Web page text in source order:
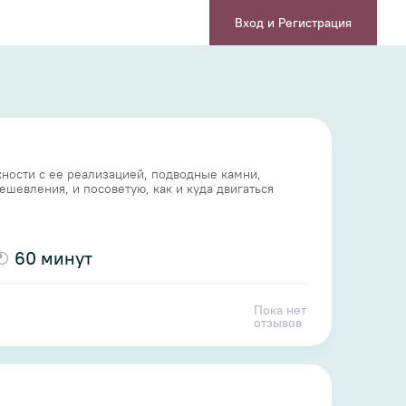
Вход и Регистрация
с ее реализацией, подводные камни,
и посоветую, как и куда двигаться
60 минут
Пока нет
отзывов